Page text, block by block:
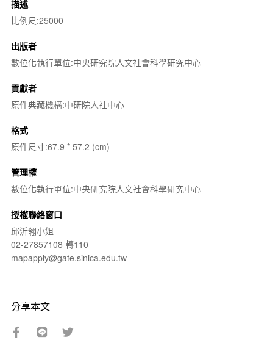
描述
比例尺:25000
出版者
數位化執行單位:中央研究院人文社會科學研究中心
貢獻者
原件典藏機構:中研院人社中心
格式
原件尺寸:67.9 * 57.2 (cm)
管理權
數位化執行單位:中央研究院人文社會科學研究中心
授權聯絡窗口
邱沂翎小姐
02-27857108 轉110
mapapply@gate.sinica.edu.tw
分享本文